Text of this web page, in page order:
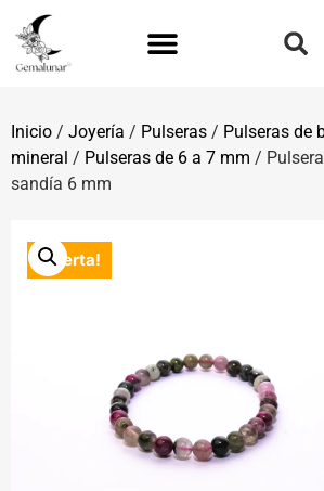
Inicio / Joyería / Pulseras / Pulseras de
mineral / Pulseras de 6 a 7 mm /
sandía 6 mm
¡Oferta!